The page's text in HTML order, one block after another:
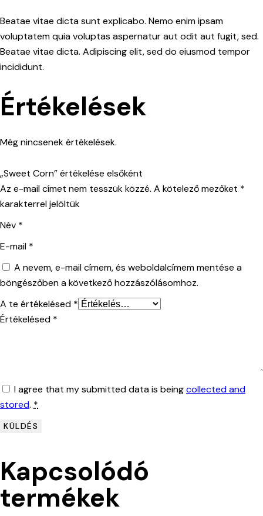
Beatae vitae dicta sunt explicabo. Nemo enim ipsam
voluptatem quia voluptas aspernatur aut odit aut fugit, sed.
Beatae vitae dicta. Adipiscing elit, sed do eiusmod tempor
incididunt.
Értékelések
Még nincsenek értékelések.
„Sweet Corn” értékelése elsőként
Az e-mail címet nem tesszük közzé. A kötelező mezőket *
karakterrel jelöltük
Név *
E-mail *
A nevem, e-mail címem, és weboldalcímem mentése a
böngészőben a következő hozzászólásomhoz.
A te értékelésed *
Értékelésed *
I agree that my submitted data is beingcollected and
stored. *
Kapcsolódó
termékek